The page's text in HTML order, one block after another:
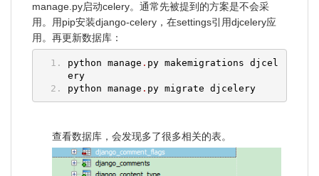
manage.py启动celery。通常先被提到的方案是不会采
用。用pip安装django-celery，在settings引用djcelery应
用。再更新数据库：
python manage . py makemigrations djcel
ery
python manage . py migrate djcelery
查看数据库，会发现多了很多相关的表。